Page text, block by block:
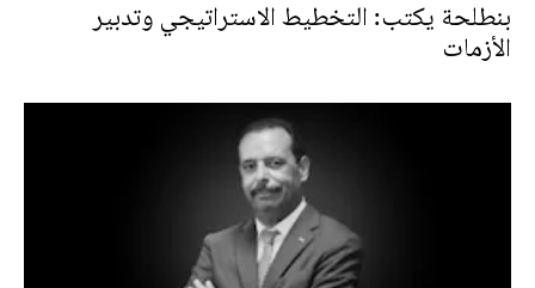
بنطلحة يكتب: التخطيط الاستراتيجي وتدبير
الأزمات